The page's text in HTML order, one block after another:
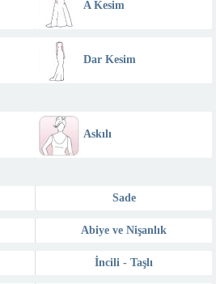
A Kesim
Dar Kesim
Askılı
Sade
Abiye ve Nişanlık
İncili - Taşlı